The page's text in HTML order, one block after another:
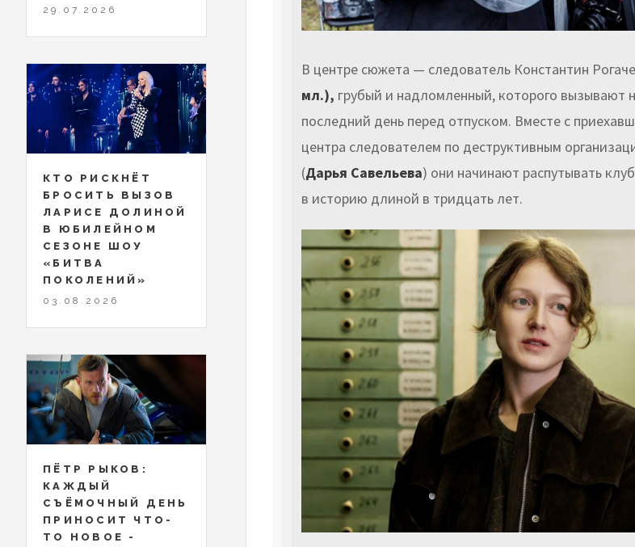
В центре сюжета — следователь Константин
мл.), грубый и надломленный, которого вызывают
последний день перед отпуском. Вместе с
центра следователем по деструктивным
(Дарья Савельева) они начинают распутывать
в историю длиной в тридцать лет.
29.07.2026
КТО РИСКНЁТ
БРОСИТЬ ВЫЗОВ
ЛАРИСЕ ДОЛИНОЙ
В ЮБИЛЕЙНОМ
СЕЗОНЕ ШОУ
«БИТВА
ПОКОЛЕНИЙ»
03.08.2026
ПЁТР РЫКОВ:
КАЖДЫЙ
СЪЁМОЧНЫЙ ДЕНЬ
ПРИНОСИТ ЧТО-
ТО НОВОЕ -